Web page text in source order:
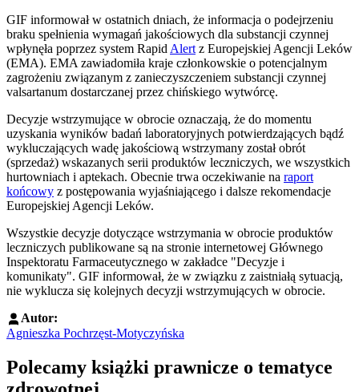
GIF informował w ostatnich dniach, że informacja o podejrzeniu
braku spełnienia wymagań jakościowych dla substancji czynnej
wpłynęła poprzez system Rapid Alert z Europejskiej Agencji Leków
(EMA). EMA zawiadomiła kraje członkowskie o potencjalnym
zagrożeniu związanym z zanieczyszczeniem substancji czynnej
valsartanum dostarczanej przez chińskiego wytwórcę.
Decyzje wstrzymujące w obrocie oznaczają, że do momentu
uzyskania wyników badań laboratoryjnych potwierdzających bądź
wykluczających wadę jakościową wstrzymany został obrót
(sprzedaż) wskazanych serii produktów leczniczych, we wszystkich
hurtowniach i aptekach. Obecnie trwa oczekiwanie na raport
końcowy z postępowania wyjaśniającego i dalsze rekomendacje
Europejskiej Agencji Leków.
Wszystkie decyzje dotyczące wstrzymania w obrocie produktów
leczniczych publikowane są na stronie internetowej Głównego
Inspektoratu Farmaceutycznego w zakładce "Decyzje i
komunikaty". GIF informował, że w związku z zaistniałą sytuacją,
nie wyklucza się kolejnych decyzji wstrzymujących w obrocie.
Autor:
Agnieszka Pochrzęst-Motyczyńska
Polecamy książki prawnicze o tematyce